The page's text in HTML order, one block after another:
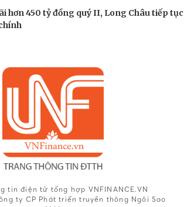
hơn 450 tỷ đồng quý II, Long Châu tiếp tục
tin điện tử tổng hợp VNFINANCE.VN
ty CP Phát triển truyền thông Ngôi Sao